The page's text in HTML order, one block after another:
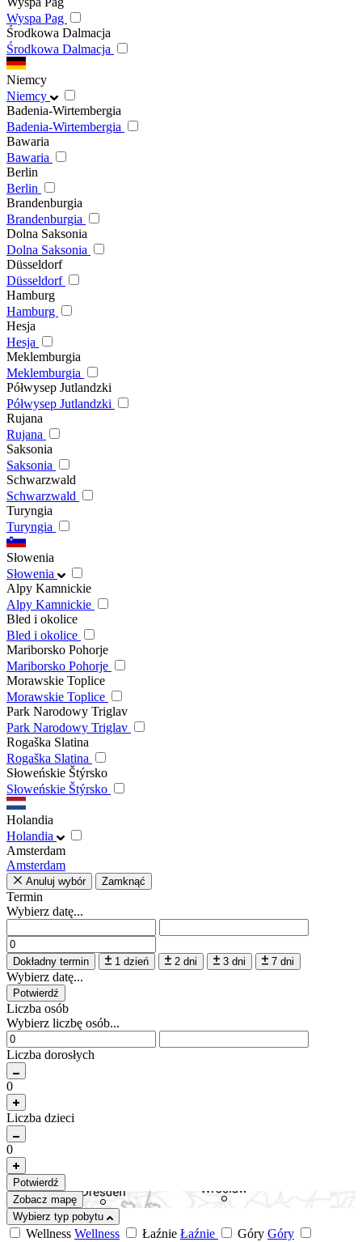
Wyspa Pag
Środkowa Dalmacja
Środkowa Dalmacja
Niemcy
Niemcy
Badenia-Wirtembergia
Badenia-Wirtembergia
Bawaria
Bawaria
Berlin
Berlin
Brandenburgia
Brandenburgia
Dolna Saksonia
Dolna Saksonia
Düsseldorf
Düsseldorf
Hamburg
Hamburg
Hesja
Hesja
Meklemburgia
Meklemburgia
Półwysep Jutlandzki
Półwysep Jutlandzki
Rujana
Rujana
Saksonia
Saksonia
Schwarzwald
Schwarzwald
Turyngia
Turyngia
Słowenia
Słowenia
Alpy Kamnickie
Alpy Kamnickie
Bled i okolice
Bled i okolice
Mariborsko Pohorje
Mariborsko Pohorje
Morawskie Toplice
Morawskie Toplice
Park Narodowy Triglav
Park Narodowy Triglav
Rogaška Slatina
Rogaška Slatina
Słoweńskie Štýrsko
Słoweńskie Štýrsko
Holandia
Holandia
Amsterdam
Amsterdam
Anuluj wybór Zamknąć
Termin
Wybierz datę...
Dokładny termin 1 dzień 2 dni 3 dni 7 dni
Wybierz datę...
Potwierdź
Liczba osób
Wybierz liczbę osób...
Liczba dorosłych
0
Liczba dzieci
0
Potwierdź
Zobacz mapę
Wybierz typ pobytu
Wellness Wellness Łaźnie Łaźnie Góry Góry